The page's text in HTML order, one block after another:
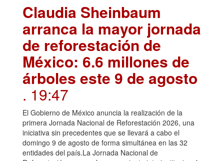
Claudia Sheinbaum
arranca la mayor jornada
de reforestación de
México: 6.6 millones de
árboles este 9 de agosto
. 19:47
El Gobierno de México anuncia la realización de la
primera Jornada Nacional de Reforestación 2026, una
iniciativa sin precedentes que se llevará a cabo el
domingo 9 de agosto de forma simultánea en las 32
entidades del país.La Jornada Nacional de